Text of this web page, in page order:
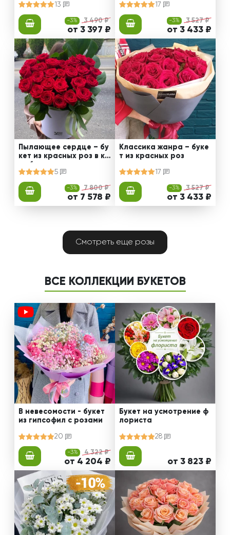
13
-3% 3 490 ₽
от 3 397 ₽
17
-3% 3 527 ₽
от 3 433 ₽
Пылающее сердце – бу
кет из красных роз в ко
робке
5
-3% 7 800 ₽
от 7 578 ₽
Классика жанра – буке
т из красных роз
17
-3% 3 527 ₽
от 3 433 ₽
Смотреть еще розы
ВСЕ КОЛЛЕКЦИИ БУКЕТОВ
В невесомости - букет
из гипсофил с розами
20
-3% 4 322 ₽
от 4 204 ₽
Букет на усмотрение ф
лориста
28
от 3 823 ₽